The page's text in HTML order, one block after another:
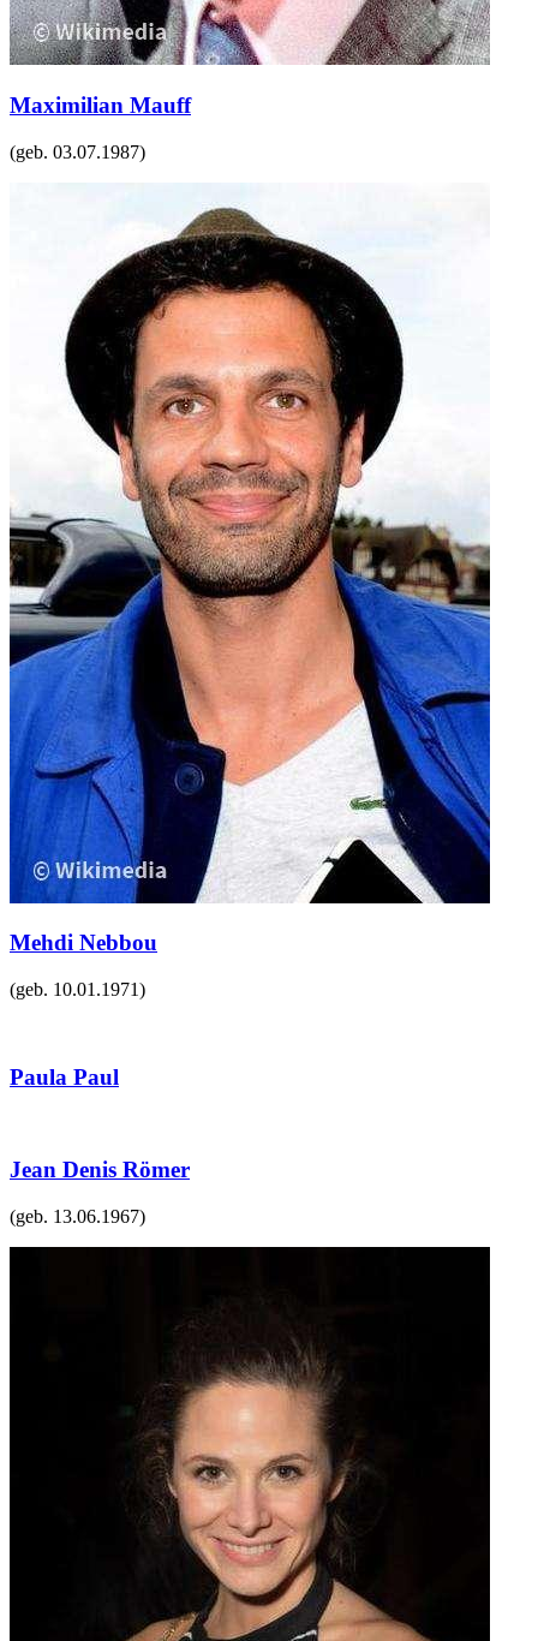
Maximilian Mauff
(geb. 03.07.1987)
Mehdi Nebbou
(geb. 10.01.1971)
Paula Paul
Jean Denis Römer
(geb. 13.06.1967)